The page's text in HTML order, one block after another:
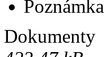
Poznámka
Dokumenty